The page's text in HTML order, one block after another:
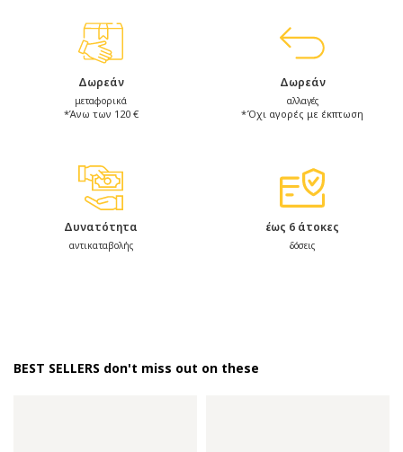
Δωρεάν
μεταφορικά
*Άνω των 120 €
Δωρεάν
αλλαγές
*Όχι αγορές με έκπτωση
Δυνατότητα
αντικαταβολής
έως 6 άτοκες
δόσεις
BEST SELLERS don't miss out on these